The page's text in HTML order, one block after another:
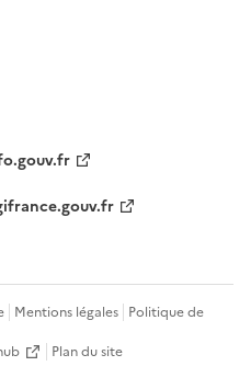
Mentions légales Politique de
Plan du site